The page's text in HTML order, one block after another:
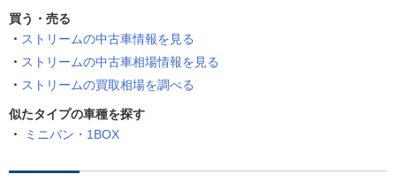
買う・売る
ストリームの中古車情報を見る
ストリームの中古車相場情報を見る
ストリームの買取相場を調べる
似たタイプの車種を探す
ミニバン・1BOX